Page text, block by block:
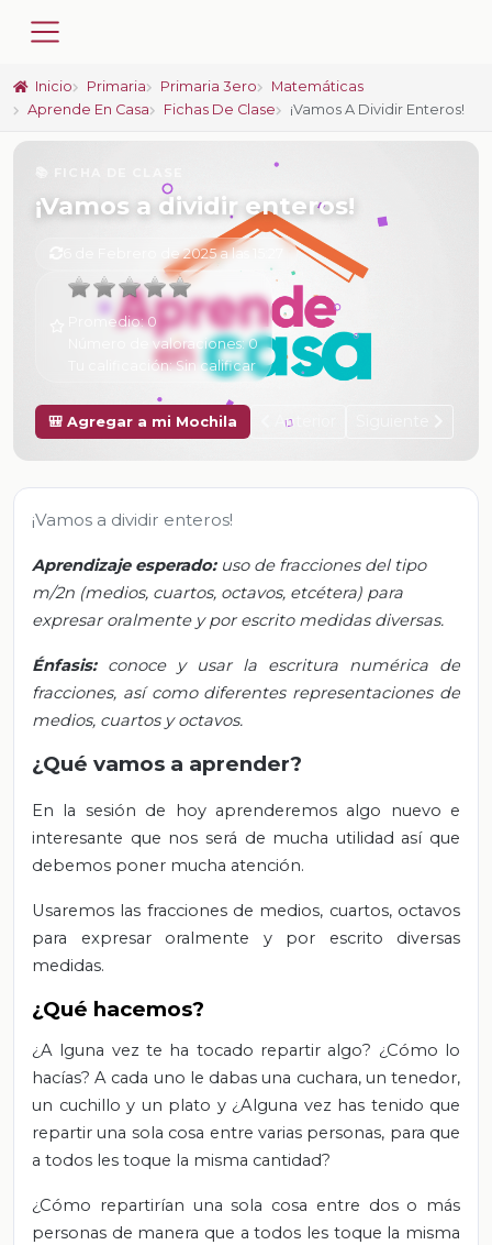
Inicio Primaria Primaria 3ero
Matemáticas
Aprende En Casa
Fichas De Clase ¡Vamos A Dividir Enteros!
¡Vamos a dividir enteros!
6 de Febrero de 2025 a las 15:27
Promedio:0
Número de valoraciones:0
Tu calificación:Sin calificar
🎒 Agregar a mi Mochila Anterior
¡Vamos a dividir enteros!
Aprendizaje esperado: uso de fracciones del tipo
m/2n (medios, cuartos, octavos, etcétera) para
expresar oralmente y por escrito medidas diversas.
Énfasis: conoce y usar la escritura numérica de
fracciones, así como diferentes representaciones de
medios, cuartos y octavos.
¿Qué vamos a aprender?
En la sesión de hoy aprenderemos algo nuevo e
interesante que nos será de mucha utilidad así que
debemos poner mucha atención.
Usaremos las fracciones de medios, cuartos, octavos
para expresar oralmente y por escrito diversas
medidas.
¿Qué hacemos?
¿A lguna vez te ha tocado repartir algo? ¿Cómo lo
hacías?A cada uno le dabas una cuchara, un tenedor,
un cuchillo y un plato y ¿Alguna vez has tenido que
repartir una sola cosa entre varias personas, para que
a todos les toque la misma cantidad?
¿Cómo repartirían una sola cosa entre dos o más
personas de manera que a todos les toque la misma